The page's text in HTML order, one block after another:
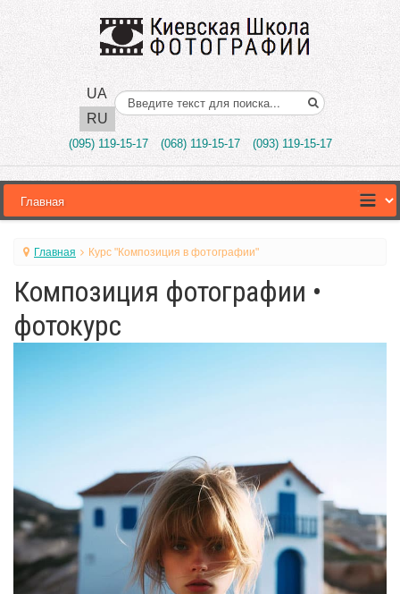
UA
RU
Поиск..
(095) 119-15-17 (068) 119-15-17 (093) 119-15-17
Главная Курс "Композиция в фотографии"
Композиция фотографии •
фотокурс